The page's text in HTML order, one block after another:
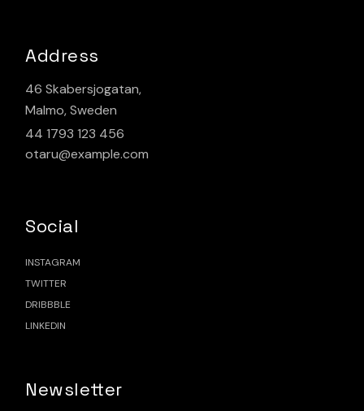
Address
46 Skabersjogatan,
Malmo, Sweden
44 1793 123 456
otaru@example.com
Social
INSTAGRAM
TWITTER
DRIBBBLE
LINKEDIN
Newsletter